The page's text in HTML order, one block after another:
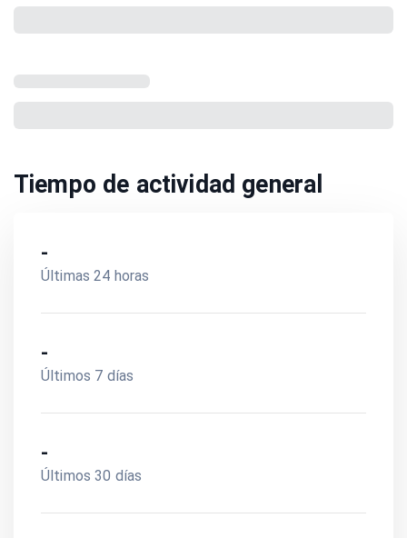
Tiempo de actividad general
-
Últimas 24 horas
-
Últimos 7 días
-
Últimos 30 días